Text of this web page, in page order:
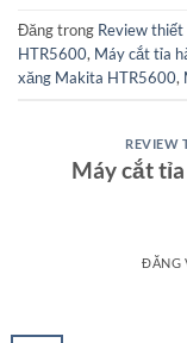
Đăng trong Review thiết
HTR5600, Máy cắt tỉa
xăng Makita HTR5600,
REVIEW
Máy cắt
ĐĂNG